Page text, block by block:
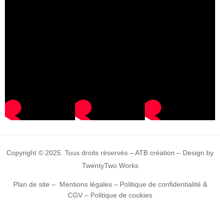
Copyright © 2025. Tous droits réservés – ATB création – Design by
TwentyTwo Works
Plan de site – Mentions légales– Politique de confidentialité &
CGV – Politique de cookies